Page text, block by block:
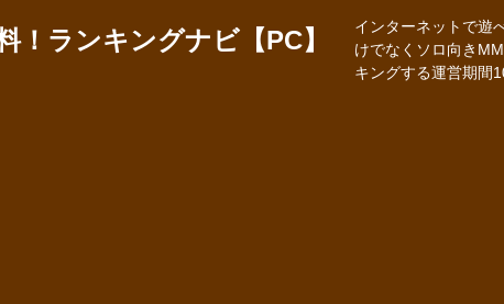
！ランキングナビ【PC】
インターネットで遊
けでなくソロ向き
キングする運営期間